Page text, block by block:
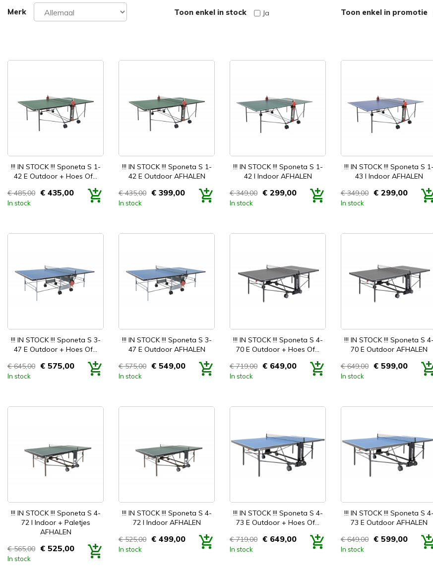
Merk Toon enkel in stock Ja Toon enkel in promotie
!!! IN STOCK !!! Sponeta S 1-
42 E Outdoor + Hoes Of...
Prijs
€ 485,00 € 435,00
In stock
Snel bekijken
!!! IN STOCK !!! Sponeta S 1-
42 E Outdoor AFHALEN
Prijs
€ 435,00 € 399,00
In stock
Snel bekijken
!!! IN STOCK !!! Sponeta S 1-
42 I Indoor AFHALEN
Prijs
€ 349,00 € 299,00
In stock
Snel bekijken
!!! IN STOCK !!! Sponeta S 1-
43 I Indoor AFHALEN
Prijs
€ 349,00 € 299,00
In stock
Snel bekijken
!!! IN STOCK !!! Sponeta S 3-
47 E Outdoor + Hoes Of...
Prijs
€ 645,00 € 575,00
In stock
Snel bekijken
!!! IN STOCK !!! Sponeta S 3-
47 E Outdoor AFHALEN
Prijs
€ 575,00 € 549,00
In stock
Snel bekijken
!!! IN STOCK !!! Sponeta S 4-
70 E Outdoor + Hoes Of...
Prijs
€ 719,00 € 649,00
In stock
Snel bekijken
!!! IN STOCK !!! Sponeta S 4-
70 E Outdoor AFHALEN
Prijs
€ 649,00 € 599,00
In stock
Snel bekijken
!!! IN STOCK !!! Sponeta S 4-
72 I Indoor + Paletjes
AFHALEN
Prijs
€ 565,00 € 525,00
In stock
Snel bekijken
!!! IN STOCK !!! Sponeta S 4-
72 I Indoor AFHALEN
Prijs
€ 525,00 € 499,00
In stock
Snel bekijken
!!! IN STOCK !!! Sponeta S 4-
73 E Outdoor + Hoes Of...
Prijs
€ 719,00 € 649,00
In stock
Snel bekijken
!!! IN STOCK !!! Sponeta S 4-
73 E Outdoor AFHALEN
Prijs
€ 649,00 € 599,00
In stock
Snel bekijken